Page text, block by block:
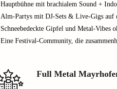
Hauptbühne mit brachialem Sound +
Alm-Partys mit DJ-Sets & Live-Gigs auf
Schneebedeckte Gipfel und Metal-Vibes
Eine Festival-Community, die
Full Metal